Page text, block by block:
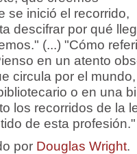
se inició el recorrido,
descifrar por qué
(...) "Cómo
en un atento
circula por el
o en una
los recorridos de la
de esta profesión."
por Douglas Wright.